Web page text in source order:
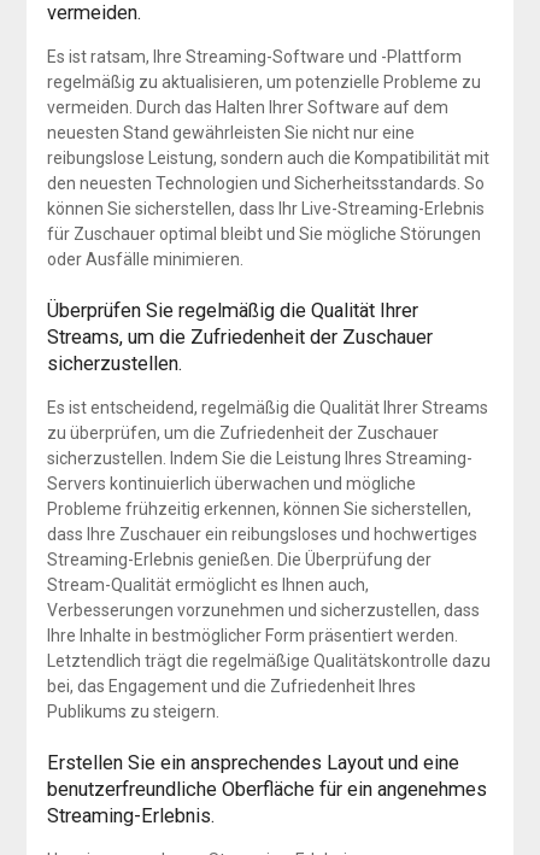
vermeiden.
Es ist ratsam, Ihre Streaming-Software und -Plattform
regelmäßig zu aktualisieren, um potenzielle Probleme zu
vermeiden. Durch das Halten Ihrer Software auf dem
neuesten Stand gewährleisten Sie nicht nur eine
reibungslose Leistung, sondern auch die Kompatibilität mit
den neuesten Technologien und Sicherheitsstandards. So
können Sie sicherstellen, dass Ihr Live-Streaming-Erlebnis
für Zuschauer optimal bleibt und Sie mögliche Störungen
oder Ausfälle minimieren.
Überprüfen Sie regelmäßig die Qualität Ihrer
Streams, um die Zufriedenheit der Zuschauer
sicherzustellen.
Es ist entscheidend, regelmäßig die Qualität Ihrer Streams
zu überprüfen, um die Zufriedenheit der Zuschauer
sicherzustellen. Indem Sie die Leistung Ihres Streaming-
Servers kontinuierlich überwachen und mögliche
Probleme frühzeitig erkennen, können Sie sicherstellen,
dass Ihre Zuschauer ein reibungsloses und hochwertiges
Streaming-Erlebnis genießen. Die Überprüfung der
Stream-Qualität ermöglicht es Ihnen auch,
Verbesserungen vorzunehmen und sicherzustellen, dass
Ihre Inhalte in bestmöglicher Form präsentiert werden.
Letztendlich trägt die regelmäßige Qualitätskontrolle dazu
bei, das Engagement und die Zufriedenheit Ihres
Publikums zu steigern.
Erstellen Sie ein ansprechendes Layout und eine
benutzerfreundliche Oberfläche für ein angenehmes
Streaming-Erlebnis.